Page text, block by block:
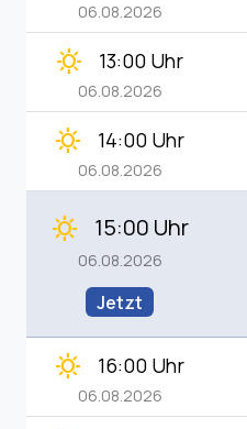
06.08.2026
clear_day 13:00 Uhr
06.08.2026
clear_day 14:00 Uhr
06.08.2026
clear_day 15:00 Uhr
06.08.2026
Jetzt
clear_day 16:00 Uhr
06.08.2026